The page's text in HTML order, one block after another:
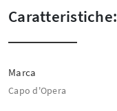
Caratteristiche:
Marca
Capo d'Opera